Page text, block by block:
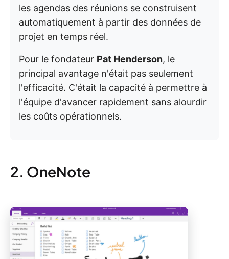
les agendas des réunions se construisent
automatiquement à partir des données de
projet en temps réel.
Pour le fondateur Pat Henderson, le
principal avantage n'était pas seulement
l'efficacité. C'était la capacité à permettre à
l'équipe d'avancer rapidement sans alourdir
les coûts opérationnels.
2. OneNote